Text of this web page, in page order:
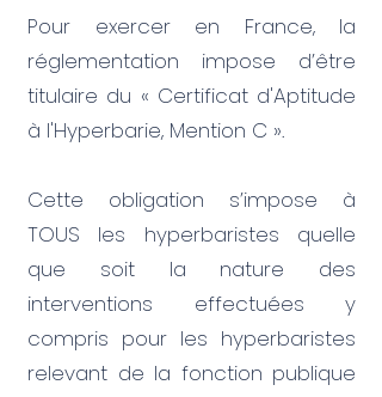
Pour exercer en France, la
réglementation impose d’être
titulaire du « Certificat d'Aptitude
à l'Hyperbarie, Mention C ».
Cette obligation s’impose à
TOUS les hyperbaristes quelle
que soit la nature des
interventions effectuées y
compris pour les hyperbaristes
relevant de la fonction publique